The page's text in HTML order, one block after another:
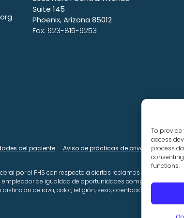
To provide
access
process
functions.
Suite 145
Phoenix, Arizona 85012
Fax: 623-815-9253
del paciente Aviso de prácticas de privacidad de
por el PHS con respecto a ciertos reclamos de salud o
de igualdad de oportunidades comprometido
de raza, color, religión, sexo, orientación sexual,